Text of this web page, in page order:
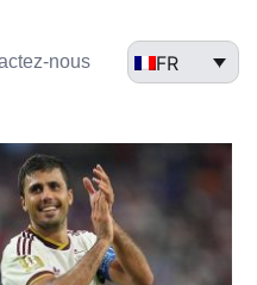
nous FR